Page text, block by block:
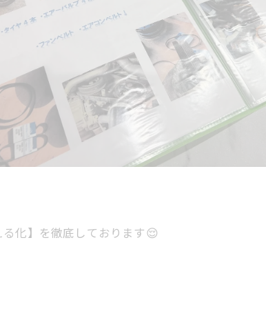
化】を徹底しております😌